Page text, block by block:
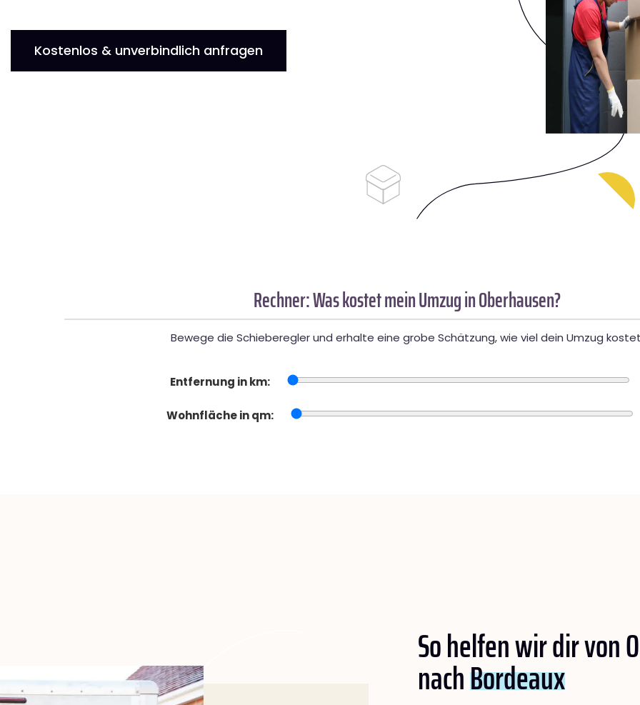
Kostenlos & unverbindlich anfragen
Rechner: Was kostet mein Umzug in Oberhausen?
Bewege die Schieberegler und erhalte eine grobe Schätzung, wie viel dein Umzug
Entfernung in km:
Wohnfläche in qm:
So helfen wir dir von
nachBordeaux